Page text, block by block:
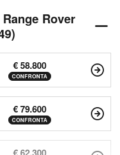
Rover
€ 58.800
CONFRONTA
€ 79.600
CONFRONTA